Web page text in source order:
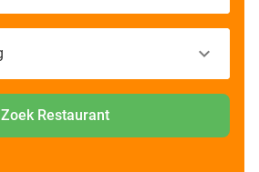
Zoek Restaurant